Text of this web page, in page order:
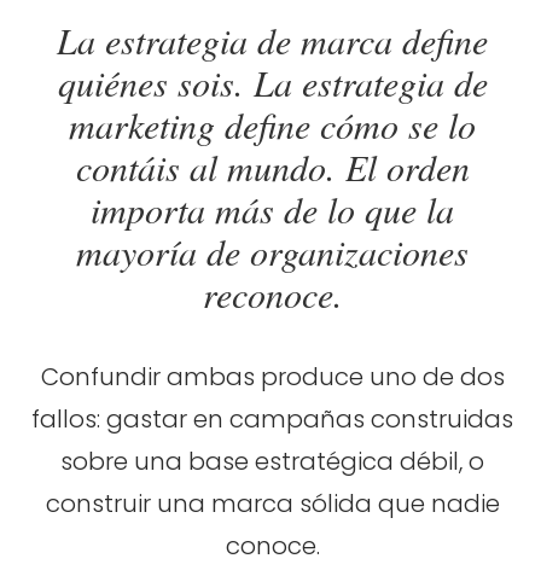
La estrategia de marca define
quiénes sois. La estrategia de
marketing define cómo se lo
contáis al mundo. El orden
importa más de lo que la
mayoría de organizaciones
reconoce.
Confundir ambas produce uno de dos
fallos: gastar en campañas construidas
sobre una base estratégica débil, o
construir una marca sólida que nadie
conoce.
T
Branding assistant